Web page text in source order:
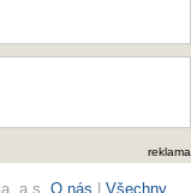
reklama
a.s. O nás Všechny